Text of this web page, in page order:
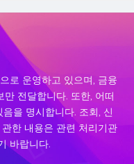
로 운영하고 있으며, 금융
전달합니다. 또한, 어떠
을 명시합니다. 조회, 신
한 내용은 관련 처리기관
바랍니다.